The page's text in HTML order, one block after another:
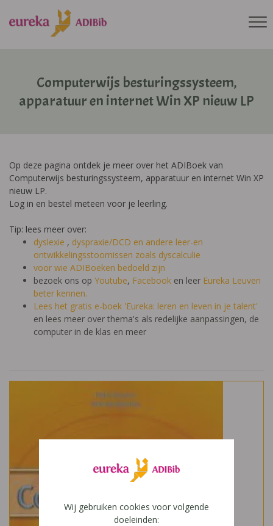
Computerwijs besturingssysteem,
apparatuur en internet Win XP nieuw LP
Op deze pagina ontdek je meer over het ADIBoek van
Computerwijs besturingssysteem, apparatuur en internet Win XP
nieuw LP.
Log in en bestel meteen voor je leerling.
Tip: lees meer over:
dyslexie , dyspraxie/DCD en andere leer-en
ontwikkelingsstoornissen zoals dyscalculie
voor wie ADIBoeken bedoeld zijn
bezoek ons op Youtube, Facebook en leer Eureka Leuven
beter kennen.
Lees het gratis e-boek 'Eureka: leren en leven in je talent'
en lees meer over thema's als redelijke aanpassingen, de
computer in de klas en meer
Wij gebruiken cookies voor volgende
doeleinden: